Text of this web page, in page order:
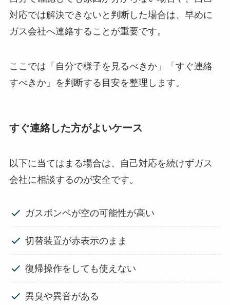
対応では解決できないと判断した場合は、早めに
ガス会社へ連絡することが重要です。
ここでは「自分で様子を見るべきか」「すぐ連絡
すべきか」を判断する目安を整理します。
すぐ連絡した方がよいケース
以下に当てはまる場合は、自己対応を続けずガス
会社に相談するのが安全です。
ガスボンベが空の可能性が高い
切替装置が赤表示のまま
復帰操作をしても使えない
異臭や異音がある